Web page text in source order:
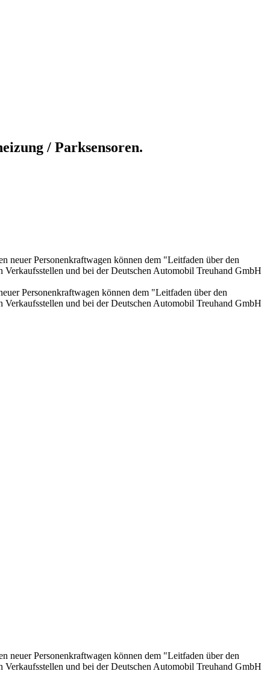
/ Parksensoren.
Personenkraftwagen können dem "Leitfaden über den
und bei der Deutschen Automobil Treuhand GmbH
Personenkraftwagen können dem "Leitfaden über den
und bei der Deutschen Automobil Treuhand GmbH
Personenkraftwagen können dem "Leitfaden über den
und bei der Deutschen Automobil Treuhand GmbH